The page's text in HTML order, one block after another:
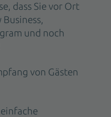
dass Sie vor Ort
und noch
von Gästen